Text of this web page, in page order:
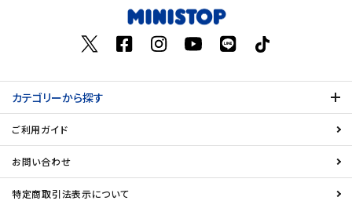
カテゴリーから探す
ご利用ガイド
お問い合わせ
特定商取引法表示について